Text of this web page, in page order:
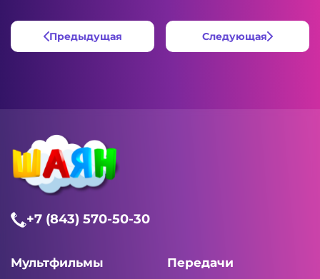
Предыдущая Следующая
+7 (843) 570-50-30
Мультфильмы
Передачи